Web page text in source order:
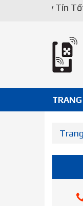
Uy Tín Tốt